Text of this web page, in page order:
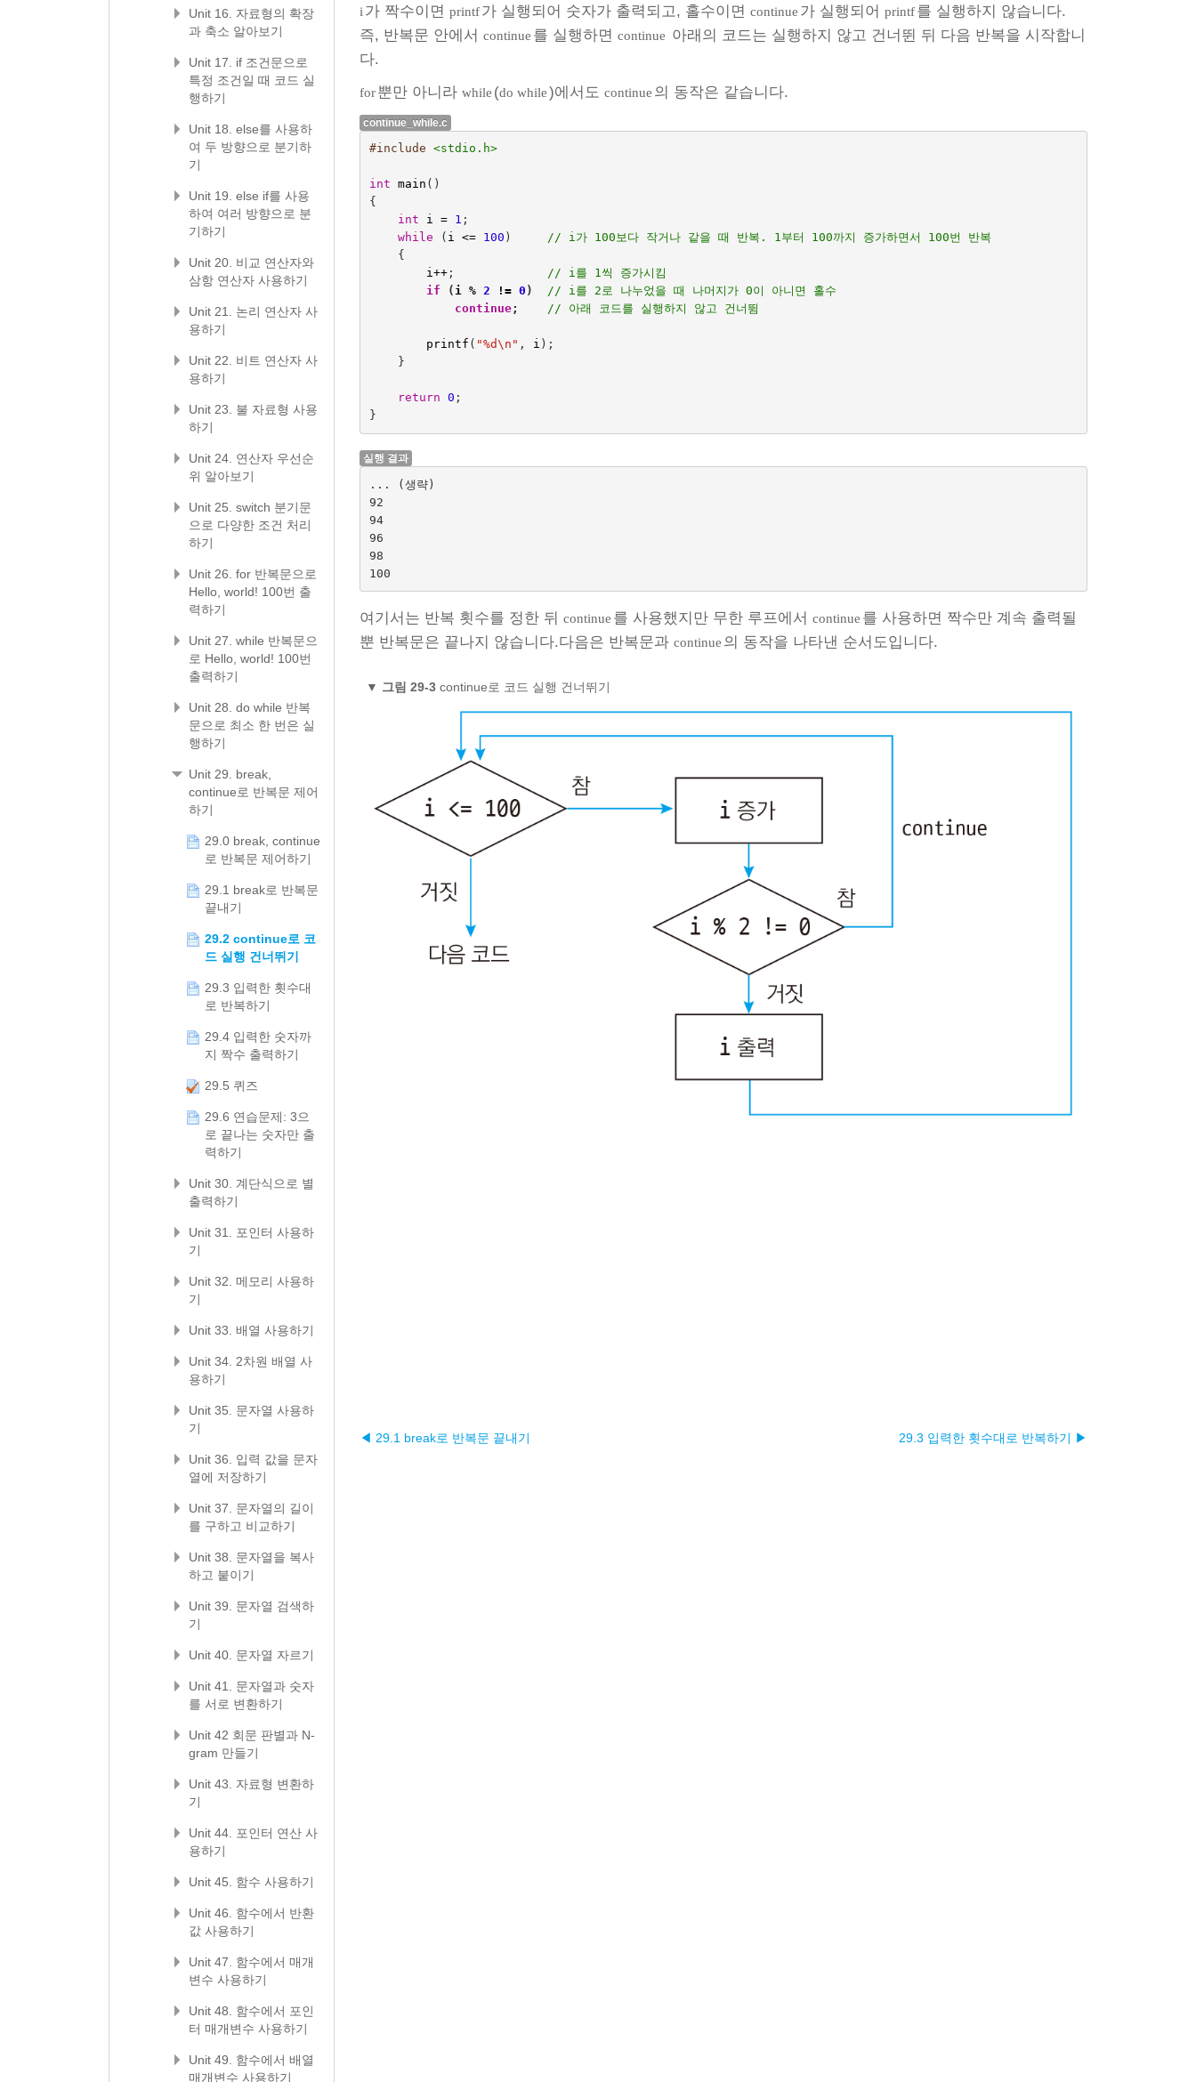
i 가 짝수이면printf가 실행되어 숫자가 출력되고, 홀수이면continue 가 실행되어printf를 실행하지 않습니다.
즉, 반복문 안에서continue 를 실행하면continue 아래의 코드는 실행하지 않고 건너뛴 뒤 다음 반복을 시작합니
다.
for뿐만 아니라while (do while)에서도continue 의 동작은 같습니다.
continue_while.c
#include <stdio.h>
int main ()
{
int
i = 1 ;
while
( i <= 100 ) // i가 100보다 작거나 같을 때 반복. 1부터 100까지 증가하면서 100번 반복
{
i++;
// i를 1씩 증가시킴
if
( i % 2 != 0 )
// i를 2로 나누었을 때 나머지가 0이 아니면 홀수
continue; // 아래 코드를 실행하지 않고 건너뜀
printf ( "%d\n " , i );
}
return 0 ;
}
실행 결과
... (생략)
92
94
96
98
여기서는 반복 횟수를 정한 뒤continue 를 사용했지만 무한 루프에서continue 를 사용하면 짝수만 계속 출력될
뿐 반복문은 끝나지 않습니다.다음은 반복문과continue 의 동작을 나타낸 순서도입니다.
▼ 그림 29‑3 continue로 코드 실행 건너뛰기
◀ 29.1 break로 반복문 끝내기 29.3 입력한 횟수대로 반복하기 ▶︎
Unit 16. 자료형의 확장
과 축소 알아보기
Unit 17. if 조건문으로
특정 조건일 때 코드 실
행하기
Unit 18. else를 사용하
여 두 방향으로 분기하
기
Unit 19. else if를 사용
하여 여러 방향으로 분
기하기
Unit 20. 비교 연산자와
삼항 연산자 사용하기
Unit 21. 논리 연산자 사
용하기
Unit 22. 비트 연산자 사
용하기
Unit 23. 불 자료형 사용
하기
Unit 24. 연산자 우선순
위 알아보기
Unit 25. switch 분기문
으로 다양한 조건 처리
하기
Unit 26. for 반복문으로
Hello, world! 100번 출
력하기
Unit 27. while 반복문으
로 Hello, world! 100번
출력하기
Unit 28. do while 반복
문으로 최소 한 번은 실
행하기
Unit 29. break,
continue로 반복문 제어
하기
29.0 break, continue
로 반복문 제어하기
29.1 break로 반복문
끝내기
29.2 continue로 코
드 실행 건너뛰기
29.3 입력한 횟수대
로 반복하기
29.4 입력한 숫자까
지 짝수 출력하기
29.5 퀴즈
29.6 연습문제: 3으
로 끝나는 숫자만 출
력하기
Unit 30. 계단식으로 별
출력하기
Unit 31. 포인터 사용하
기
Unit 32. 메모리 사용하
기
Unit 33. 배열 사용하기
Unit 34. 2차원 배열 사
용하기
Unit 35. 문자열 사용하
기
Unit 36. 입력 값을 문자
열에 저장하기
Unit 37. 문자열의 길이
를 구하고 비교하기
Unit 38. 문자열을 복사
하고 붙이기
Unit 39. 문자열 검색하
기
Unit 40. 문자열 자르기
Unit 41. 문자열과 숫자
를 서로 변환하기
Unit 42 회문 판별과 N-
gram 만들기
Unit 43. 자료형 변환하
기
Unit 44. 포인터 연산 사
용하기
Unit 45. 함수 사용하기
Unit 46. 함수에서 반환
값 사용하기
Unit 47. 함수에서 매개
변수 사용하기
Unit 48. 함수에서 포인
터 매개변수 사용하기
Unit 49. 함수에서 배열
매개변수 사용하기